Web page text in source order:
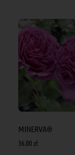
MINERVA®
36.00 zł